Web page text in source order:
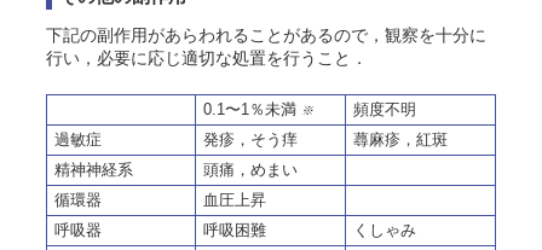
下記の副作用があらわれることがあるので，観察を十分に
行い，必要に応じ適切な処置を行うこと．
0.1〜1％未満 ※
頻度不明
過敏症
発疹， そう 痒
蕁麻疹，紅斑
精神神経系
頭痛，めまい
循環器
血圧上昇
呼吸器
呼吸困難
くしゃみ